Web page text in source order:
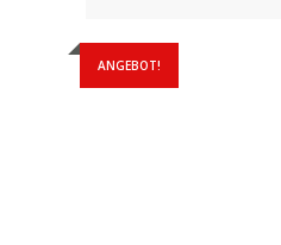
ANGEBOT!